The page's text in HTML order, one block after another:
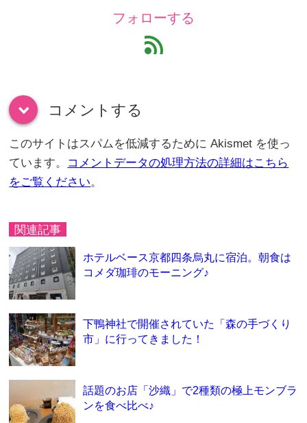
フォローする
feed
down コメントする
このサイトはスパムを低減するために Akismet を使っ
ています。 コメントデータの処理方法の詳細はこちら
をご覧ください。
関連記事
ホテルベース京都四条烏丸に宿泊。朝食は
コメダ珈琲のモーニング♪
下鴨神社で開催されていた「森の手づくり
市」に行ってきました！
話題のお店「沙織」で2種類の極上モンブラ
ンを食べ比べ♪